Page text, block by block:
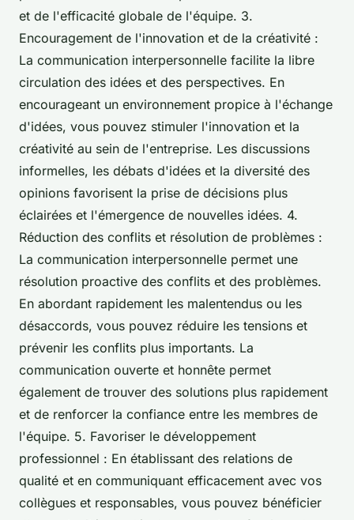
et de l'efficacité globale de l'équipe. 3.
Encouragement de l'innovation et de la créativité :
La communication interpersonnelle facilite la libre
circulation des idées et des perspectives. En
encourageant un environnement propice à l'échange
d'idées, vous pouvez stimuler l'innovation et la
créativité au sein de l'entreprise. Les discussions
informelles, les débats d'idées et la diversité des
opinions favorisent la prise de décisions plus
éclairées et l'émergence de nouvelles idées. 4.
Réduction des conflits et résolution de problèmes :
La communication interpersonnelle permet une
résolution proactive des conflits et des problèmes.
En abordant rapidement les malentendus ou les
désaccords, vous pouvez réduire les tensions et
prévenir les conflits plus importants. La
communication ouverte et honnête permet
également de trouver des solutions plus rapidement
et de renforcer la confiance entre les membres de
l'équipe. 5. Favoriser le développement
professionnel : En établissant des relations de
qualité et en communiquant efficacement avec vos
collègues et responsables, vous pouvez bénéficier